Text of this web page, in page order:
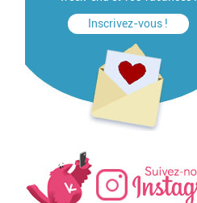
Inscrivez-vous !